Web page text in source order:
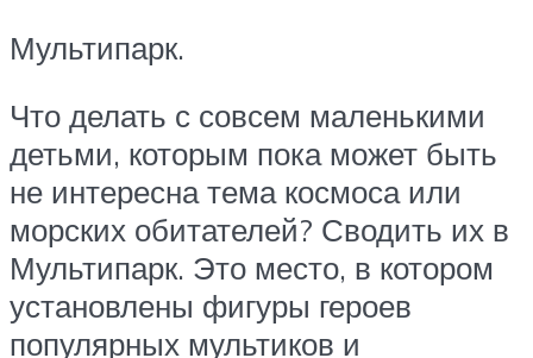
Мультипарк.
Что делать с совсем маленькими
детьми, которым пока может быть
не интересна тема космоса или
морских обитателей? Сводить их в
Мультипарк. Это место, в котором
установлены фигуры героев
популярных мультиков и